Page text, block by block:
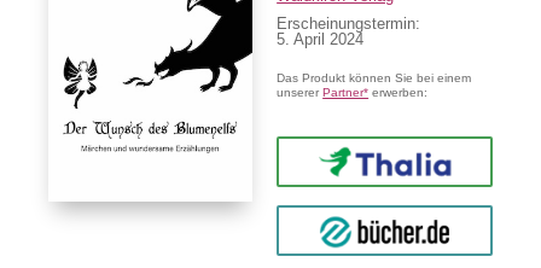
Erscheinungstermin:
5. April 2024
Das Produkt können Sie bei einem
unsererPartner* erwerben:
Thalia
buecher.de